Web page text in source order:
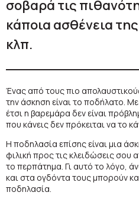
σοβαρά τις
κάποια ασθένεια
κλπ.
Ένας από τους πιο
την άσκηση είναι το ποδήλατο.
έτσι η βαρεμάρα δεν είναι
που κάνεις δεν πρόκειται να το
Η ποδηλασία επίσης είναι μια
φιλική προς τις κλειδώσεις σου
το περπάτημα. Γι αυτό το λόγο,
και στα ογδόντα τους μπορούν
ποδηλασία.